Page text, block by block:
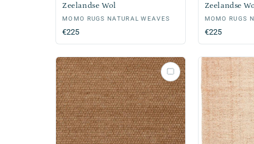
Zeelandse Wol
Verkoper:
MOMO RUGS NATURAL WEAVES
Normale
prijs
€225
Zeelandse
Verkoper:
MOMO RUGS
Normale
prijs
€225